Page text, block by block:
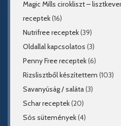
Magic Mills cirokliszt –
receptek(16)
Nutrifree receptek(39)
Oldallal kapcsolatos (3)
Penny Free receptek(6)
Rizslisztből készítettem (103)
Savanyúság / saláta(3)
Schar receptek(20)
Sós sütemények(4)